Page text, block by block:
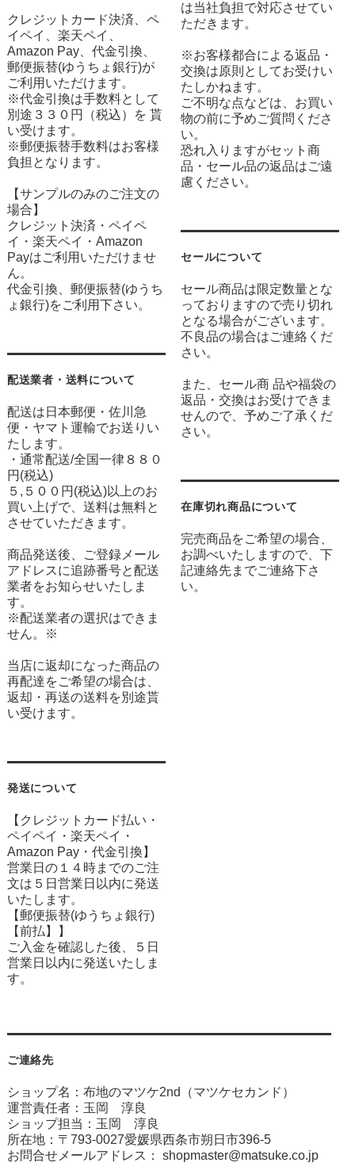
クレジットカード決済、ペ
イペイ、楽天ペイ、
Amazon Pay、代金引換、
郵便振替(ゆうちょ銀行)が
ご利用いただけます。
※代金引換は手数料として
別途３３０円（税込）を 貰
い受けます。
※郵便振替手数料はお客様
負担となります。
【サンプルのみのご注文の
場合】
クレジット決済・ペイペ
イ・楽天ペイ・Amazon
Payはご利用いただけませ
ん。
代金引換、郵便振替(ゆうち
ょ銀行)をご利用下さい。
配送業者・送料について
配送は日本郵便・佐川急
便・ヤマト運輸でお送りい
たします。
・通常配送/全国一律８８０
円(税込)
５,５００円(税込)以上のお
買い上げで、送料は無料と
させていただきます。
商品発送後、ご登録メール
アドレスに追跡番号と配送
業者をお知らせいたしま
す。
※配送業者の選択はできま
せん。※
当店に返却になった商品の
再配達をご希望の場合は、
返却・再送の送料を別途貰
い受けます。
発送について
【クレジットカード払い・
ペイペイ・楽天ペイ・
Amazon Pay・ 代金引換】
営業日の１４時までのご注
文は５日営業日以内に発送
いたします。
【郵便振替(ゆうちょ銀行)
【前払】】
ご入金を確認した後、５日
営業日以内に発送いたしま
す。
は当社負担で対応させてい
ただきます。
※お客様都合による返品・
交換は原則としてお受けい
たしかねます。
ご不明な点などは、お買い
物の前に予めご質問くださ
い。
恐れ入りますがセット商
品・セール品の返品はご遠
慮ください。
セールについて
セール商品は限定数量とな
っておりますので売り切れ
となる場合がございます。
不良品の場合はご連絡くだ
さい。
また、セール商 品や福袋の
返品・交換はお受けできま
せんので、予めご了承くだ
さい。
在庫切れ商品について
完売商品をご希望の場合、
お調べいたしますので、下
記連絡先までご連絡下さ
い。
ご連絡先
ショップ名：布地のマツケ2nd（マツケセカンド）
運営責任者：玉岡 淳良
ショップ担当：玉岡 淳良
所在地：〒793-0027愛媛県西条市朔日市396-5
お問合せメールアドレス： shopmaster@matsuke.co.jp